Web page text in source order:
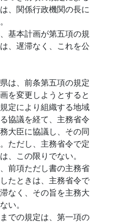
、関係行政機関の長に
基本計画が第五項の規
、遅滞なく、これを公
は、前条第五項の規定
を変更しようとすると
定により組織する地域
協議を経て、主務省令
大臣に協議し、その同
ただし、主務省令で定
、この限りでない。
前項ただし書の主務省
たときは、主務省令で
なく、その旨を主務大
い。
での規定は、第一項の